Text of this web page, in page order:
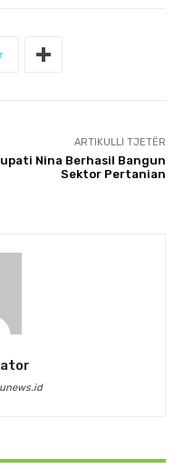
ARTIKULLI TJETËR
Nina Berhasil Bangun
Sektor Pertanian